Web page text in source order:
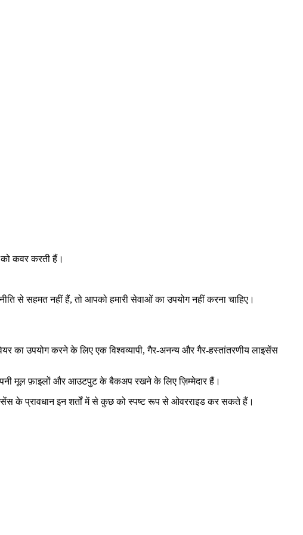
कवर करती हैं।
से सहमत नहीं हैं, तो आपको हमारी सेवाओं का उपयोग नहीं करना चाहिए।
उपयोग करने के लिए एक विश्वव्यापी, गैर-अनन्य और गैर-हस्तांतरणीय लाइसेंस
मूल फ़ाइलों और आउटपुट के बैकअप रखने के लिए ज़िम्मेदार हैं।
के प्रावधान इन शर्तों में से कुछ को स्पष्ट रूप से ओवरराइड कर सकते हैं।